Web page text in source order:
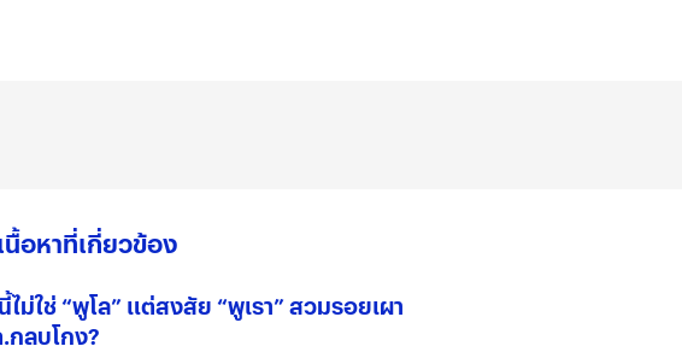
นื้อหาที่เกี่ยวข้อง
ไม่ใช่ “พูโล” แต่สงสัย “พูเรา” สวมรอยเผา
กลบโกง?